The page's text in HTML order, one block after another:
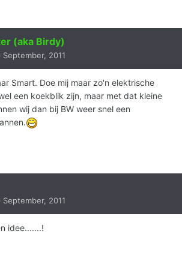
(aka Birdy)
September, 2011
Smart. Doe mij maar zo'n elektrische
een koekblik zijn, maar met dat kleine
wij dan bij BW weer snel een
September, 2011
idee.......!